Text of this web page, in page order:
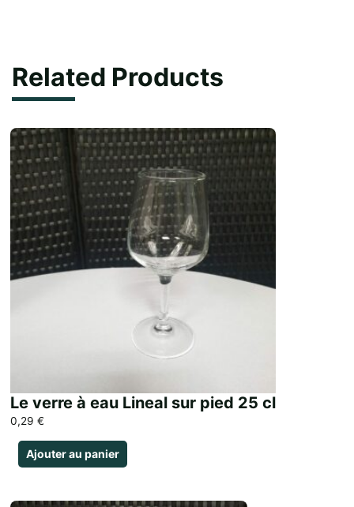
Related Products
Le verre à eau Lineal sur pied 25 cl
0,29 €
Ajouter au panier